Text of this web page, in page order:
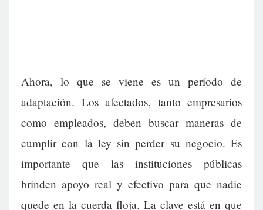
Ahora, lo que se viene es un período de
adaptación. Los afectados, tanto empresarios
como empleados, deben buscar maneras de
cumplir con la ley sin perder su negocio. Es
importante que las instituciones públicas
brinden apoyo real y efectivo para que nadie
quede en la cuerda floja. La clave está en que